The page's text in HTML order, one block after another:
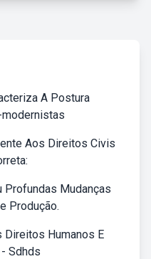
A Postura
Aos Direitos Civis
Profundas Mudanças
Produção.
Direitos Humanos E
Sdhds